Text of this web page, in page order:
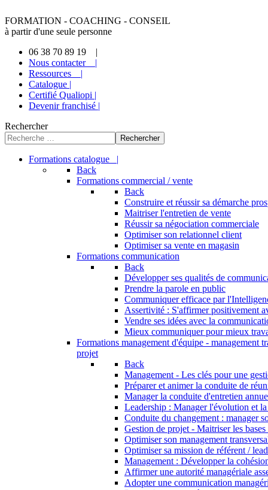
FORMATION - COACHING - CONSEIL
à partir d'une seule personne
06 38 70 89 19 |
Nous contacter |
Ressources |
Catalogue |
Certifié Qualiopi |
Devenir franchisé |
Rechercher
Rechercher
Formations catalogue |
Back
Formations commercial / vente
Back
Construire et réussir sa démarche
Maitriser l'entretien de vente
Réussir sa négociation commerciale
Optimiser son relationnel client
Optimiser sa vente en magasin
Formations communication
Back
Développer ses qualités de
Prendre la parole en public
Communiquer efficace par
Assertivité : S'affirmer positivement
Vendre ses idées avec la
Mieux communiquer pour mieux
Formations management d'équipe - management
projet
Back
Management - Les clés pour une
Préparer et animer la conduite de
Manager la conduite d'entretien
Leadership : Manager l'évolution et
Conduite du changement : manager
Gestion de projet - Maitriser les
Optimiser son management
Optimiser sa mission de référent /
Management : Développer la
Affirmer une autorité managériale
Adopter une communication